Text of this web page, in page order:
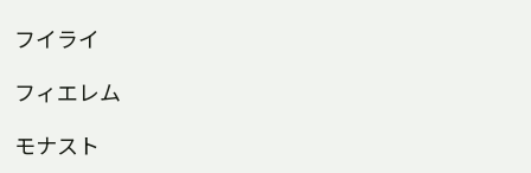
フイライ
フィエレム
モナスト